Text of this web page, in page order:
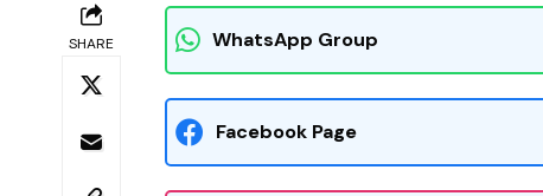
SHARE WhatsApp Group
Facebook Page